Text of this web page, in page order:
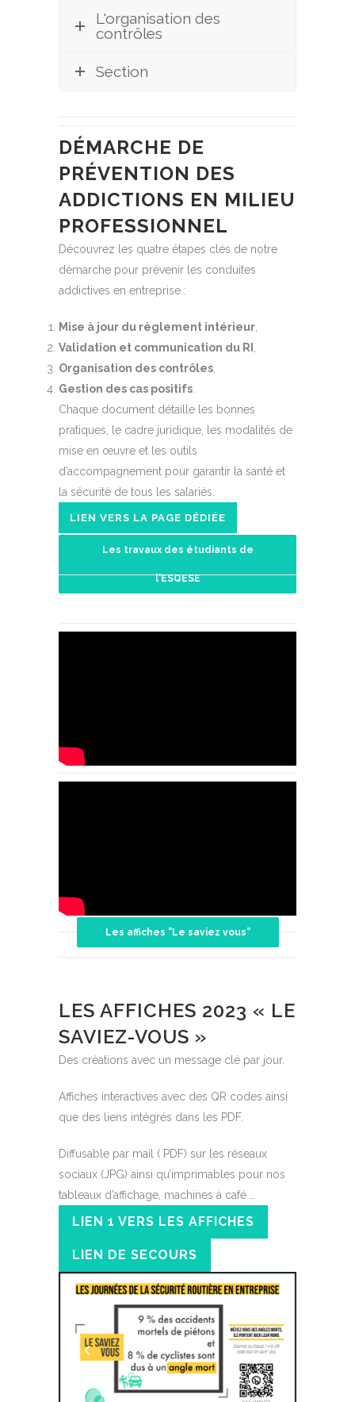
L'organisation des
contrôles
Section
DÉMARCHE DE
PRÉVENTION DES
ADDICTIONS EN MILIEU
PROFESSIONNEL
Découvrez les quatre étapes clés de notre
démarche pour prévenir les conduites
addictives en entreprise :
Mise à jour du règlement intérieur
Validation et communication du RI
Organisation des contrôles
Gestion des cas positifs
Chaque document détaille les bonnes
pratiques, le cadre juridique, les modalités de
mise en œuvre et les outils
d’accompagnement pour garantir la santé et
la sécurité de tous les salariés.
LIEN VERS LA PAGE DÉDIÉE
Les travaux des étudiants de
l'ESQESE
Les affiches "Le saviez vous"
LES AFFICHES 2023 « LE
SAVIEZ-VOUS »
Des créations avec un message clé par jour.
Affiches interactives avec des QR codes ainsi
que des liens intégrés dans les PDF.
Diffusable par mail ( PDF) sur les réseaux
sociaux (JPG) ainsi qu’imprimables pour nos
tableaux d’affichage, machines à café …
LIEN 1 VERS LES AFFICHES
LIEN DE SECOURS